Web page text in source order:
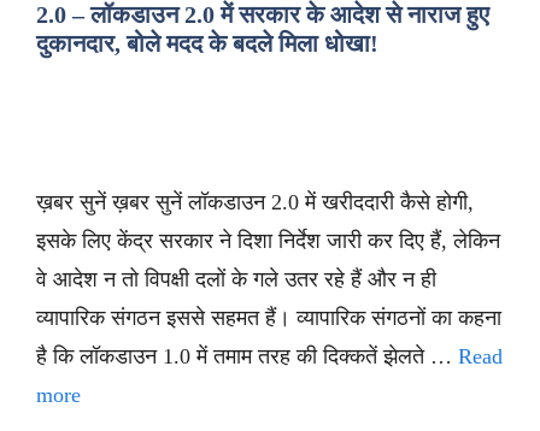
2.0 – लॉकडाउन 2.0 में सरकार के आदेश से नाराज हुए
दुकानदार, बोले मदद के बदले मिला धोखा!
ख़बर सुनें ख़बर सुनें लॉकडाउन 2.0 में खरीददारी कैसे होगी,
इसके लिए केंद्र सरकार ने दिशा निर्देश जारी कर दिए हैं, लेकिन
वे आदेश न तो विपक्षी दलों के गले उतर रहे हैं और न ही
व्यापारिक संगठन इससे सहमत हैं। व्यापारिक संगठनों का कहना
है कि लॉकडाउन 1.0 में तमाम तरह की दिक्कतें झेलते … Read
more